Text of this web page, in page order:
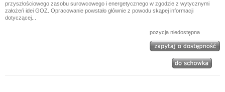
przyszłościowego zasobu surowcowego i energetycznego w zgodzie z wytycznymi
założeń idei GOZ. Opracowanie powstało głównie z powodu skąpej informacji
dotyczącej...
pozycja niedostępna